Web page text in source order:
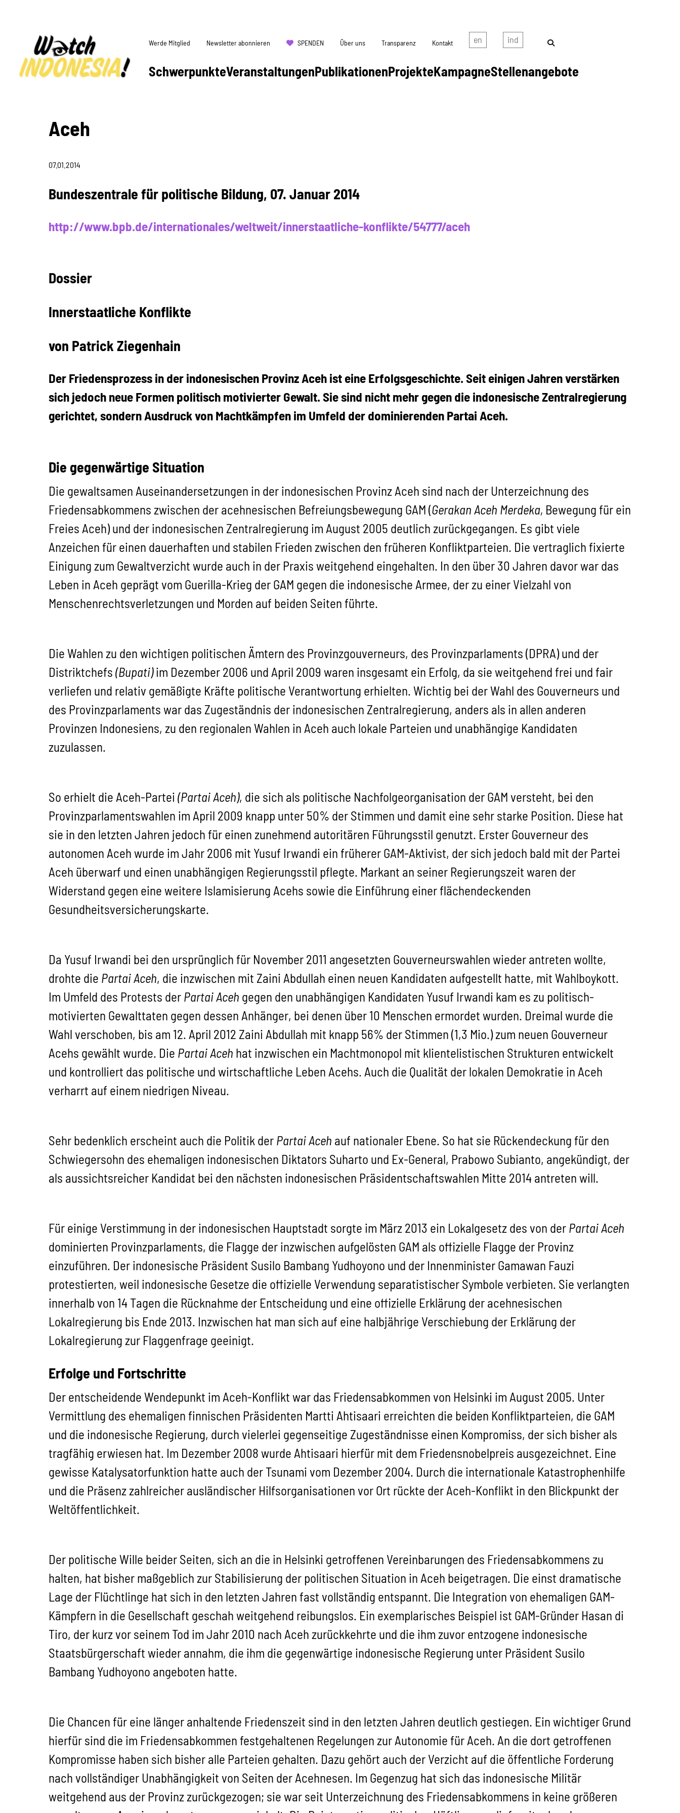
SchwerpunkteVeranstaltungenPublikationenProjekteKampagneStellenangebote
Werde Mitglied Newsletter abonnieren SPENDEN Über uns Transparenz Kontakt
Aceh
07.01.2014
Bundeszentrale für politische Bildung, 07. Januar 2014
http://www.bpb.de/internationales/weltweit/innerstaatliche-konflikte/54777/aceh
Dossier
Innerstaatliche Konflikte
von Patrick Ziegenhain
Der Friedensprozess in der indonesischen Provinz Aceh ist eine Erfolgsgeschichte. Seit einigen Jahren verstärken
sich jedoch neue Formen politisch motivierter Gewalt. Sie sind nicht mehr gegen die indonesische Zentralregierung
gerichtet, sondern Ausdruck von Machtkämpfen im Umfeld der dominierenden Partai Aceh.
Die gegenwärtige Situation
Die gewaltsamen Auseinandersetzungen in der indonesischen Provinz Aceh sind nach der Unterzeichnung des
Friedensabkommens zwischen der acehnesischen Befreiungsbewegung GAM (Gerakan Aceh Merdeka, Bewegung für ein
Freies Aceh) und der indonesischen Zentralregierung im August 2005 deutlich zurückgegangen. Es gibt viele
Anzeichen für einen dauerhaften und stabilen Frieden zwischen den früheren Konfliktparteien. Die vertraglich fixierte
Einigung zum Gewaltverzicht wurde auch in der Praxis weitgehend eingehalten. In den über 30 Jahren davor war das
Leben in Aceh geprägt vom Guerilla-Krieg der GAM gegen die indonesische Armee, der zu einer Vielzahl von
Menschenrechtsverletzungen und Morden auf beiden Seiten führte.
Die Wahlen zu den wichtigen politischen Ämtern des Provinzgouverneurs, des Provinzparlaments (DPRA) und der
Distriktchefs (Bupati)im Dezember 2006 und April 2009 waren insgesamt ein Erfolg, da sie weitgehend frei und fair
verliefen und relativ gemäßigte Kräfte politische Verantwortung erhielten. Wichtig bei der Wahl des Gouverneurs und
des Provinzparlaments war das Zugeständnis der indonesischen Zentralregierung, anders als in allen anderen
Provinzen Indonesiens, zu den regionalen Wahlen in Aceh auch lokale Parteien und unabhängige Kandidaten
zuzulassen.
So erhielt die Aceh-Partei (Partai Aceh), die sich als politische Nachfolgeorganisation der GAM versteht, bei den
Provinzparlamentswahlen im April 2009 knapp unter 50% der Stimmen und damit eine sehr starke Position. Diese hat
sie in den letzten Jahren jedoch für einen zunehmend autoritären Führungsstil genutzt. Erster Gouverneur des
autonomen Aceh wurde im Jahr 2006 mit Yusuf Irwandi ein früherer GAM-Aktivist, der sich jedoch bald mit der Partei
Aceh überwarf und einen unabhängigen Regierungsstil pflegte. Markant an seiner Regierungszeit waren der
Widerstand gegen eine weitere Islamisierung Acehs sowie die Einführung einer flächendeckenden
Gesundheitsversicherungskarte.
Da Yusuf Irwandi bei den ursprünglich für November 2011 angesetzten Gouverneurswahlen wieder antreten wollte,
drohte die Partai Aceh, die inzwischen mit Zaini Abdullah einen neuen Kandidaten aufgestellt hatte, mit Wahlboykott.
Im Umfeld des Protests der Partai Aceh gegen den unabhängigen Kandidaten Yusuf Irwandi kam es zu politisch-
motivierten Gewalttaten gegen dessen Anhänger, bei denen über 10 Menschen ermordet wurden. Dreimal wurde die
Wahl verschoben, bis am 12. April 2012 Zaini Abdullah mit knapp 56% der Stimmen (1,3 Mio.) zum neuen Gouverneur
Acehs gewählt wurde. Die Partai Aceh hat inzwischen ein Machtmonopol mit klientelistischen Strukturen entwickelt
und kontrolliert das politische und wirtschaftliche Leben Acehs. Auch die Qualität der lokalen Demokratie in Aceh
verharrt auf einem niedrigen Niveau.
Sehr bedenklich erscheint auch die Politik der Partai Aceh auf nationaler Ebene. So hat sie Rückendeckung für den
Schwiegersohn des ehemaligen indonesischen Diktators Suharto und Ex-General, Prabowo Subianto, angekündigt, der
als aussichtsreicher Kandidat bei den nächsten indonesischen Präsidentschaftswahlen Mitte 2014 antreten will.
Für einige Verstimmung in der indonesischen Hauptstadt sorgte im März 2013 ein Lokalgesetz des von der Partai Aceh
dominierten Provinzparlaments, die Flagge der inzwischen aufgelösten GAM als offizielle Flagge der Provinz
einzuführen. Der indonesische Präsident Susilo Bambang Yudhoyono und der Innenminister Gamawan Fauzi
protestierten, weil indonesische Gesetze die offizielle Verwendung separatistischer Symbole verbieten. Sie verlangten
innerhalb von 14 Tagen die Rücknahme der Entscheidung und eine offizielle Erklärung der acehnesischen
Lokalregierung bis Ende 2013. Inzwischen hat man sich auf eine halbjährige Verschiebung der Erklärung der
Lokalregierung zur Flaggenfrage geeinigt.
Erfolge und Fortschritte
Der entscheidende Wendepunkt im Aceh-Konflikt war das Friedensabkommen von Helsinki im August 2005. Unter
Vermittlung des ehemaligen finnischen Präsidenten Martti Ahtisaari erreichten die beiden Konfliktparteien, die GAM
und die indonesische Regierung, durch vielerlei gegenseitige Zugeständnisse einen Kompromiss, der sich bisher als
tragfähig erwiesen hat. Im Dezember 2008 wurde Ahtisaari hierfür mit dem Friedensnobelpreis ausgezeichnet. Eine
gewisse Katalysatorfunktion hatte auch der Tsunami vom Dezember 2004. Durch die internationale Katastrophenhilfe
und die Präsenz zahlreicher ausländischer Hilfsorganisationen vor Ort rückte der Aceh-Konflikt in den Blickpunkt der
Weltöffentlichkeit.
Der politische Wille beider Seiten, sich an die in Helsinki getroffenen Vereinbarungen des Friedensabkommens zu
halten, hat bisher maßgeblich zur Stabilisierung der politischen Situation in Aceh beigetragen. Die einst dramatische
Lage der Flüchtlinge hat sich in den letzten Jahren fast vollständig entspannt. Die Integration von ehemaligen GAM-
Kämpfern in die Gesellschaft geschah weitgehend reibungslos. Ein exemplarisches Beispiel ist GAM-Gründer Hasan di
Tiro, der kurz vor seinem Tod im Jahr 2010 nach Aceh zurückkehrte und die ihm zuvor entzogene indonesische
Staatsbürgerschaft wieder annahm, die ihm die gegenwärtige indonesische Regierung unter Präsident Susilo
Bambang Yudhoyono angeboten hatte.
Die Chancen für eine länger anhaltende Friedenszeit sind in den letzten Jahren deutlich gestiegen. Ein wichtiger Grund
hierfür sind die im Friedensabkommen festgehaltenen Regelungen zur Autonomie für Aceh. An die dort getroffenen
Kompromisse haben sich bisher alle Parteien gehalten. Dazu gehört auch der Verzicht auf die öffentliche Forderung
nach vollständiger Unabhängigkeit von Seiten der Acehnesen. Im Gegenzug hat sich das indonesische Militär
weitgehend aus der Provinz zurückgezogen; sie war seit Unterzeichnung des Friedensabkommens in keine größeren